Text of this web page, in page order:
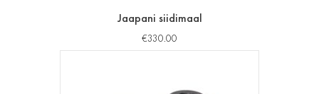
Jaapani siidimaal
€330.00